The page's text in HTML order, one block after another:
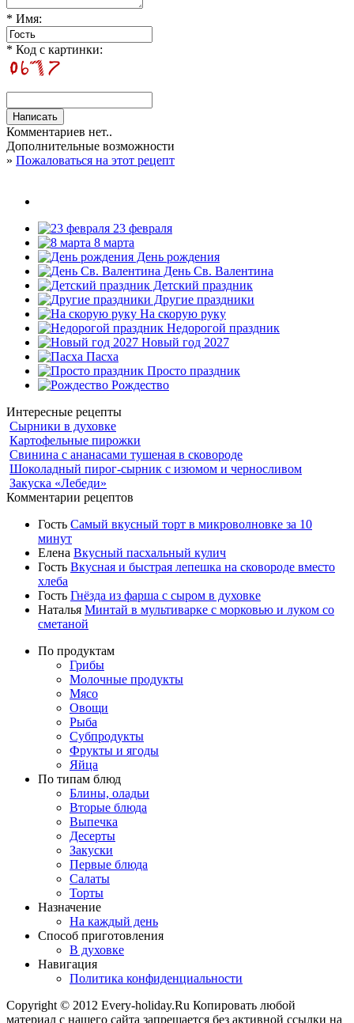
* Имя:
* Код с картинки:
Комментариев нет..
Дополнительные возможности
» Пожаловаться на этот рецепт
23 февраля
8 марта
День рождения
День Св. Валентина
Детский праздник
Другие праздники
На скорую руку
Недорогой праздник
Новый год 2027
Пасха
Просто праздник
Рождество
Интересные рецепты
Сырники в духовке
Картофельные пирожки
Свинина с ананасами тушеная в сковороде
Шоколадный пирог-сырник с изюмом и черносливом
Закуска «Лебеди»
Комментарии рецептов
Гость Самый вкусный торт в микроволновке за 10
минут
Елена Вкусный пасхальный кулич
Гость Вкусная и быстрая лепешка на сковороде вместо
хлеба
Гость Гнёзда из фарша с сыром в духовке
Наталья Минтай в мультиварке с морковью и луком со
сметаной
По продуктам
Грибы
Молочные продукты
Мясо
Овощи
Рыба
Субпродукты
Фрукты и ягоды
Яйца
По типам блюд
Блины, оладьи
Вторые блюда
Выпечка
Десерты
Закуски
Первые блюда
Салаты
Торты
Назначение
На каждый день
Способ приготовления
В духовке
Навигация
Политика конфиденциальности
Copyright © 2012 Every-holiday.Ru Копировать любой
материал с нашего сайта запрещается без активной ссылки на